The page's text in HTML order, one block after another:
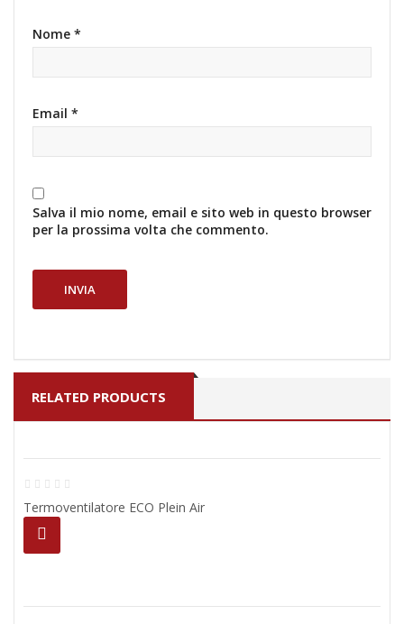
Nome *
Email *
Salva il mio nome, email e sito web in questo browser
per la prossima volta che commento.
RELATED PRODUCTS
Termoventilatore ECO Plein Air